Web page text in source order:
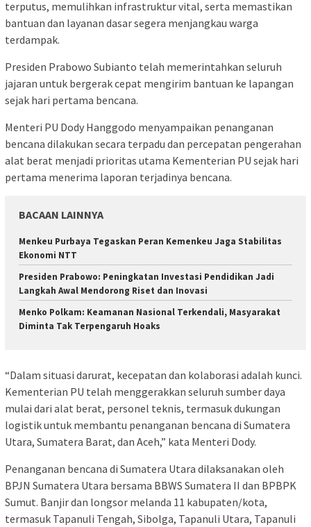
terputus, memulihkan infrastruktur vital, serta memastikan
bantuan dan layanan dasar segera menjangkau warga
terdampak.
Presiden Prabowo Subianto telah memerintahkan seluruh
jajaran untuk bergerak cepat mengirim bantuan ke lapangan
sejak hari pertama bencana.
Menteri PU Dody Hanggodo menyampaikan penanganan
bencana dilakukan secara terpadu dan percepatan pengerahan
alat berat menjadi prioritas utama Kementerian PU sejak hari
pertama menerima laporan terjadinya bencana.
BACAAN LAINNYA
Menkeu Purbaya Tegaskan Peran Kemenkeu Jaga Stabilitas
Ekonomi NTT
Presiden Prabowo: Peningkatan Investasi Pendidikan Jadi
Langkah Awal Mendorong Riset dan Inovasi
Menko Polkam: Keamanan Nasional Terkendali, Masyarakat
Diminta Tak Terpengaruh Hoaks
“Dalam situasi darurat, kecepatan dan kolaborasi adalah kunci.
Kementerian PU telah menggerakkan seluruh sumber daya
mulai dari alat berat, personel teknis, termasuk dukungan
logistik untuk membantu penanganan bencana di Sumatera
Utara, Sumatera Barat, dan Aceh,” kata Menteri Dody.
Penanganan bencana di Sumatera Utara dilaksanakan oleh
BPJN Sumatera Utara bersama BBWS Sumatera II dan BPBPK
Sumut. Banjir dan longsor melanda 11 kabupaten/kota,
termasuk Tapanuli Tengah, Sibolga, Tapanuli Utara, Tapanuli